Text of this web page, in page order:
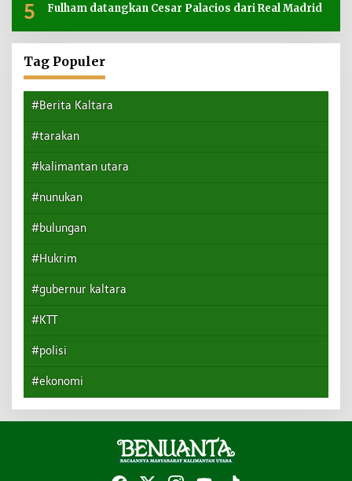
5 Fulham datangkan Cesar Palacios dari Real Madrid
Tag Populer
#Berita Kaltara
#tarakan
#kalimantan utara
#nunukan
#bulungan
#Hukrim
#gubernur kaltara
#KTT
#polisi
#ekonomi